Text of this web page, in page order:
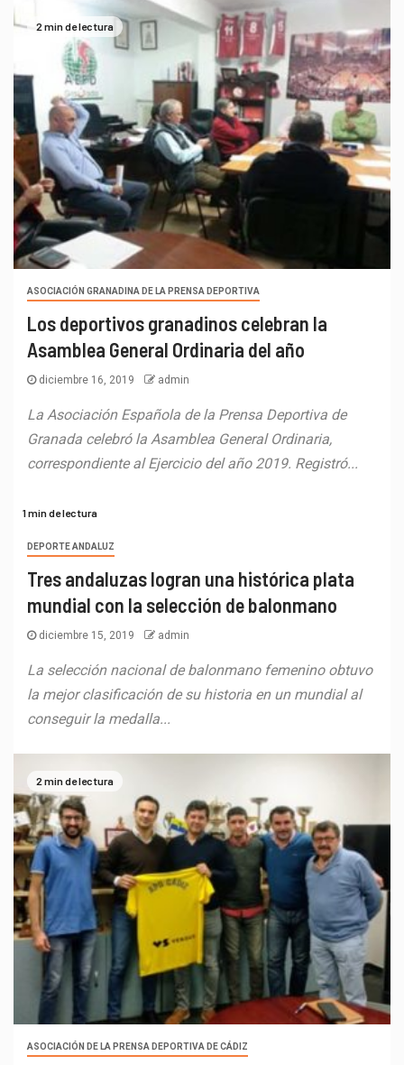
2 min de lectura
ASOCIACIÓN GRANADINA DE LA PRENSA DEPORTIVA
Los deportivos granadinos celebran la
Asamblea General Ordinaria del año
diciembre 16, 2019 admin
La Asociación Española de la Prensa Deportiva de
Granada celebró la Asamblea General Ordinaria,
correspondiente al Ejercicio del año 2019. Registró...
1 min de lectura
DEPORTE ANDALUZ
Tres andaluzas logran una histórica plata
mundial con la selección de balonmano
diciembre 15, 2019 admin
La selección nacional de balonmano femenino obtuvo
la mejor clasificación de su historia en un mundial al
conseguir la medalla...
2 min de lectura
ASOCIACIÓN DE LA PRENSA DEPORTIVA DE CÁDIZ